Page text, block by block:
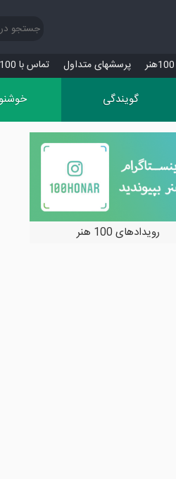
پرسش‏های متداول تماس با 100هنر
گویندگی
رویدادهای 100 هنر